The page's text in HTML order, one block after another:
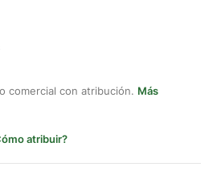
comercial con atribución. Más
atribuir?